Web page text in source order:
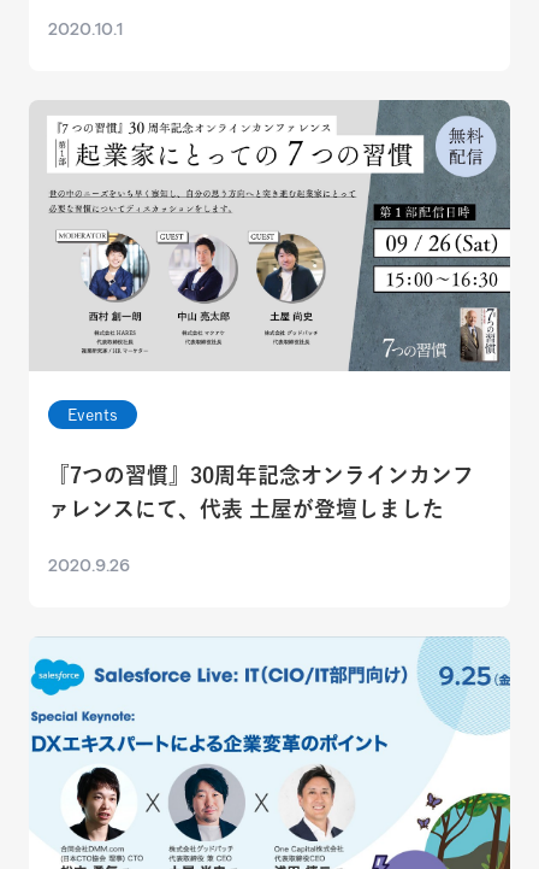
2020.10.1
Events
『7つの習慣』30周年記念オンラインカンフ
ァレンスにて、代表 土屋が登壇しました
2020.9.26